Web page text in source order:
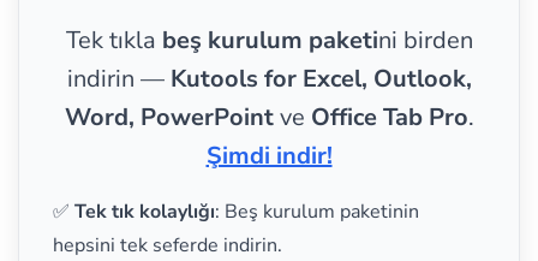
Tek tıkla beş kurulum paketini birden
indirin — Kutools for Excel, Outlook,
Word, PowerPointve Office Tab Pro.
Şimdi indir!
✅ Tek tık kolaylığı: Beş kurulum paketinin
hepsini tek seferde indirin.